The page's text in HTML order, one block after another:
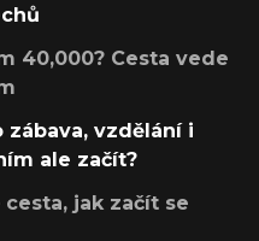
40,000? Cesta vede
vzdělání i
ale začít?
jak začít se